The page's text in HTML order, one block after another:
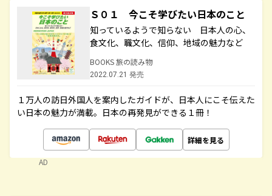
Ｓ０１ 今こそ学びたい日本のこと
知っているようで知らない 日本人の心、
食文化、職文化、信仰、地域の魅力など
BOOKS 旅の読み物
2022.07.21 発売
１万人の訪日外国人を案内したガイドが、日本人にこそ伝えた
い日本の魅力が満載。日本の再発見ができる１冊！
詳細を見る
AD